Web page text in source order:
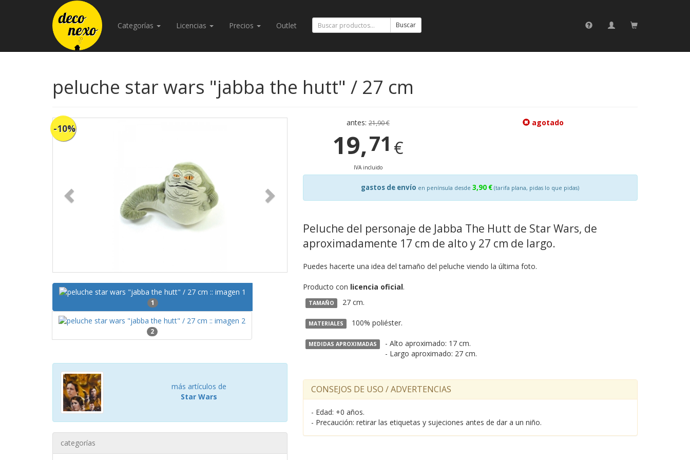
Categorías Licencias Precios Outlet Buscar
peluche star wars "jabba the hutt" / 27 cm
-10%
1
2
más artículos de
Star Wars
categorías
antes:21,90 €
19,71 €
IVA incluido
agotado
gastos de envío en península desde 3,90 € (tarifa plana, pidas lo que pidas)
Peluche del personaje de Jabba The Hutt de Star Wars, de
aproximadamente 17 cm de alto y 27 cm de largo.
Puedes hacerte una idea del tamaño del peluche viendo la última foto.
Producto con licencia oficial.
TAMAÑO 27 cm.
MATERIALES 100% poliéster.
MEDIDAS APROXIMADAS
- Alto aproximado: 17 cm.
- Largo aproximado: 27 cm.
CONSEJOS DE USO / ADVERTENCIAS
- Edad: +0 años.
- Precaución: retirar las etiquetas y sujeciones antes de dar a un niño.